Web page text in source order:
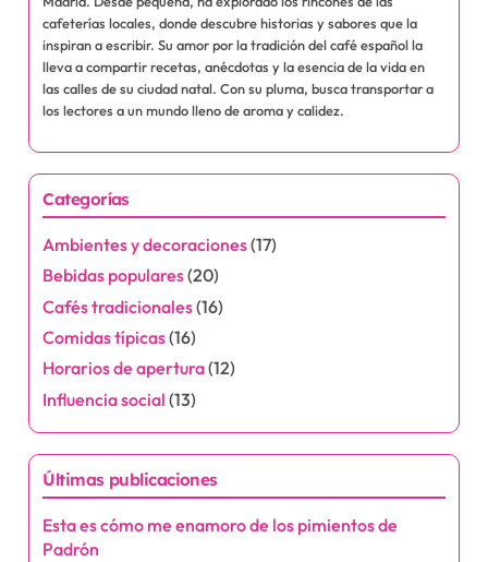
cafeterías locales, donde descubre historias y sabores que la
inspiran a escribir. Su amor por la tradición del café español la
lleva a compartir recetas, anécdotas y la esencia de la vida en
las calles de su ciudad natal. Con su pluma, busca transportar a
los lectores a un mundo lleno de aroma y calidez.
Categorías
Ambientes y decoraciones(17)
Bebidas populares(20)
Cafés tradicionales(16)
Comidas típicas(16)
Horarios de apertura(12)
Influencia social (13)
Últimas publicaciones
Esta es cómo me enamoro de los pimientos de
Padrón